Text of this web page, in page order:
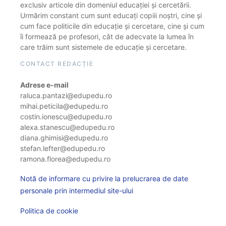
exclusiv articole din domeniul educației și cercetării.
Urmărim constant cum sunt educați copiii noștri, cine și
cum face politicile din educație și cercetare, cine și cum
îi formează pe profesori, cât de adecvate la lumea în
care trăim sunt sistemele de educație și cercetare.
CONTACT REDACȚIE
Adrese e-mail
raluca.pantazi@edupedu.ro
mihai.peticila@edupedu.ro
costin.ionescu@edupedu.ro
alexa.stanescu@edupedu.ro
diana.ghimisi@edupedu.ro
stefan.lefter@edupedu.ro
ramona.florea@edupedu.ro
Notă de informare cu privire la prelucrarea de date
personale prin intermediul site-ului
Politica de cookie